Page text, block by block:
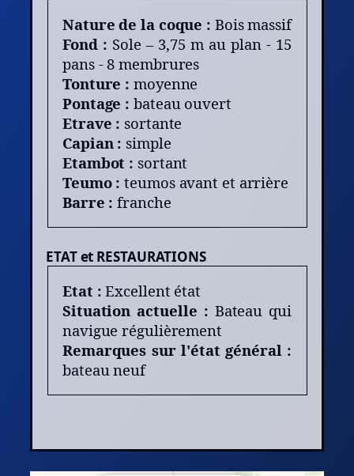
Nature de la coque : Bois massif
Fond : Sole – 3,75 m au plan - 15
pans - 8 membrures
Tonture : moyenne
Pontage : bateau ouvert
Etrave : sortante
Capian : simple
Etambot : sortant
Teumo :teumos avant et arrière
Barre :franche
ETAT et RESTAURATIONS
Etat :Excellent état
Situation actuelle : Bateau qui
navigue régulièrement
Remarques sur l'état général :
bateau neuf